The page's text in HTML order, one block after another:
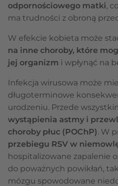
odpornościowego matki,
ma trudności z obroną
W efekcie kobieta może
na inne choroby, które
jej organizm i wpłynąć na
Infekcja wirusowa może
długoterminowe
urodzeniu. Przede
wystąpienia astmy i
choroby płuc (POChP). W
przebiegu RSV w
hospitalizowane zapalenie
do poważnych powikłań,
mózgu spowodowane